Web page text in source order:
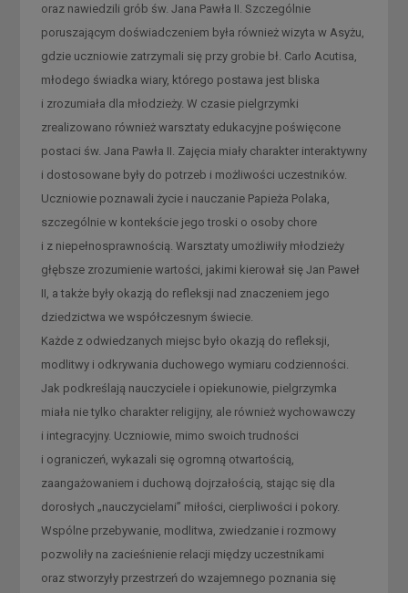
oraz nawiedzili grób św. Jana Pawła II. Szczególnie
poruszającym doświadczeniem była również wizyta w Asyżu,
gdzie uczniowie zatrzymali się przy grobie bł. Carlo Acutisa,
młodego świadka wiary, którego postawa jest bliska
i zrozumiała dla młodzieży. W czasie pielgrzymki
zrealizowano również warsztaty edukacyjne poświęcone
postaci św. Jana Pawła II. Zajęcia miały charakter interaktywny
i dostosowane były do potrzeb i możliwości uczestników.
Uczniowie poznawali życie i nauczanie Papieża Polaka,
szczególnie w kontekście jego troski o osoby chore
i z niepełnosprawnością. Warsztaty umożliwiły młodzieży
głębsze zrozumienie wartości, jakimi kierował się Jan Paweł
II, a także były okazją do refleksji nad znaczeniem jego
dziedzictwa we współczesnym świecie.
Każde z odwiedzanych miejsc było okazją do refleksji,
modlitwy i odkrywania duchowego wymiaru codzienności.
Jak podkreślają nauczyciele i opiekunowie, pielgrzymka
miała nie tylko charakter religijny, ale również wychowawczy
i integracyjny. Uczniowie, mimo swoich trudności
i ograniczeń, wykazali się ogromną otwartością,
zaangażowaniem i duchową dojrzałością, stając się dla
dorosłych „nauczycielami” miłości, cierpliwości i pokory.
Wspólne przebywanie, modlitwa, zwiedzanie i rozmowy
pozwoliły na zacieśnienie relacji między uczestnikami
oraz stworzyły przestrzeń do wzajemnego poznania się